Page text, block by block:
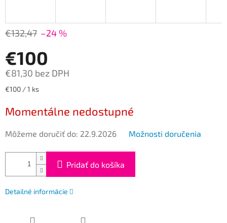
€132,47 –24 %
€100
€81,30 bez DPH
Jednotková
€100 / 1 ks
Momentálne nedostupné
Môžeme doručiť do: 22.9.2026 Možnosti doručenia
Pridať do košíka
Detailné informácie